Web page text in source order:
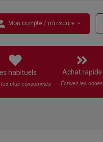
Mon compte / m'inscrire expand_more
habituels
plus consommés
Achat rapide
Écrivez les codes